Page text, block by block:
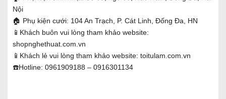
Nội
🏠 Phụ kiện cưới: 104 An Trạch, P. Cát Linh, Đống Đa, HN
📱Khách buôn vui lòng tham khảo website:
shopnghethuat.com.vn
📱Khách lẻ vui lòng tham khảo website: toitulam.com.vn
☎️Hotline: 0961909188 – 0916301134